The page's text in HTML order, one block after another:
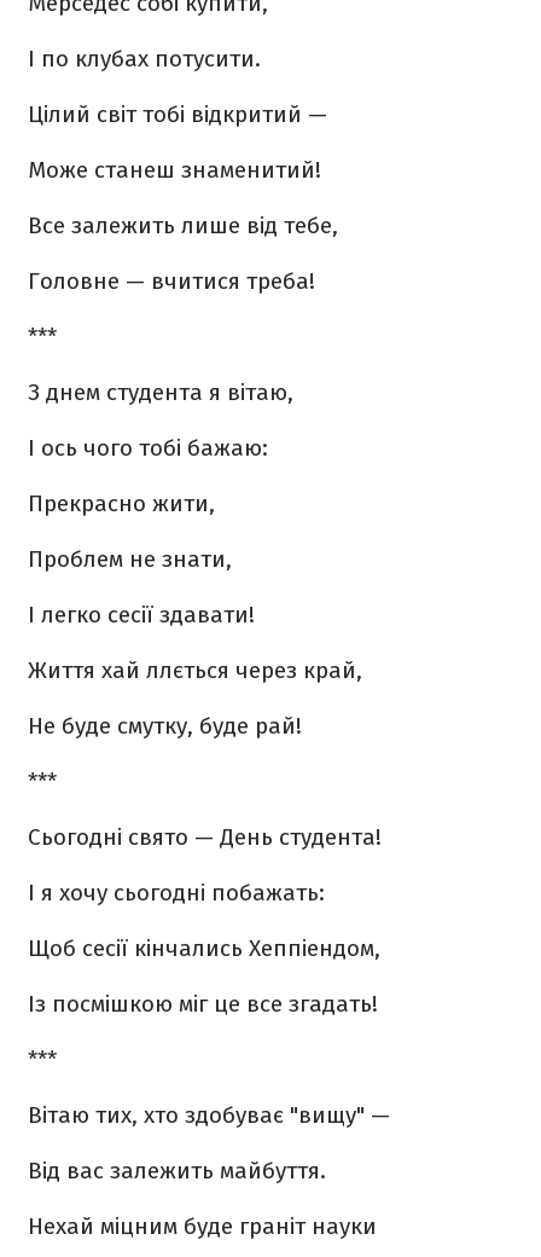
І по клубах потусити.
Цілий світ тобі відкритий —
Може станеш знаменитий!
Все залежить лише від тебе,
Головне — вчитися треба!
***
З днем студента я вітаю,
І ось чого тобі бажаю:
Прекрасно жити,
Проблем не знати,
І легко сесії здавати!
Життя хай ллється через край,
Не буде смутку, буде рай!
***
Сьогодні свято — День студента!
І я хочу сьогодні побажать:
Щоб сесії кінчались Хеппіендом,
Із посмішкою міг це все згадать!
***
Вітаю тих, хто здобуває "вищу" —
Від вас залежить майбуття.
Нехай міцним буде граніт науки